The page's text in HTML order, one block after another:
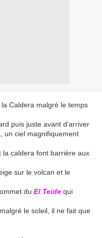
Caldera malgré le temps
puis juste avant d'arriver
un ciel magnifiquement
la caldera font barrière aux
sur le volcan et le
du El Teide qui
le soleil, il ne fait que